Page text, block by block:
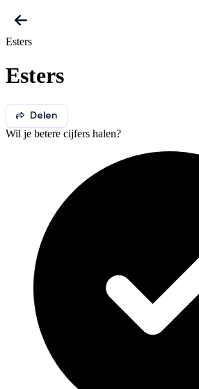
Esters
Esters
Delen
Wil je betere cijfers halen?